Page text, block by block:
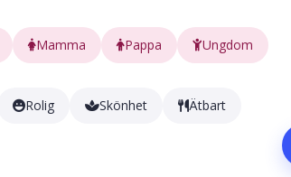
Mamma Pappa Ungdom
Rolig Skönhet Ätbart